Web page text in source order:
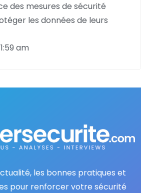
des mesures de sécurité
les données de leurs
am
les bonnes pratiques et
pour renforcer votre sécurité